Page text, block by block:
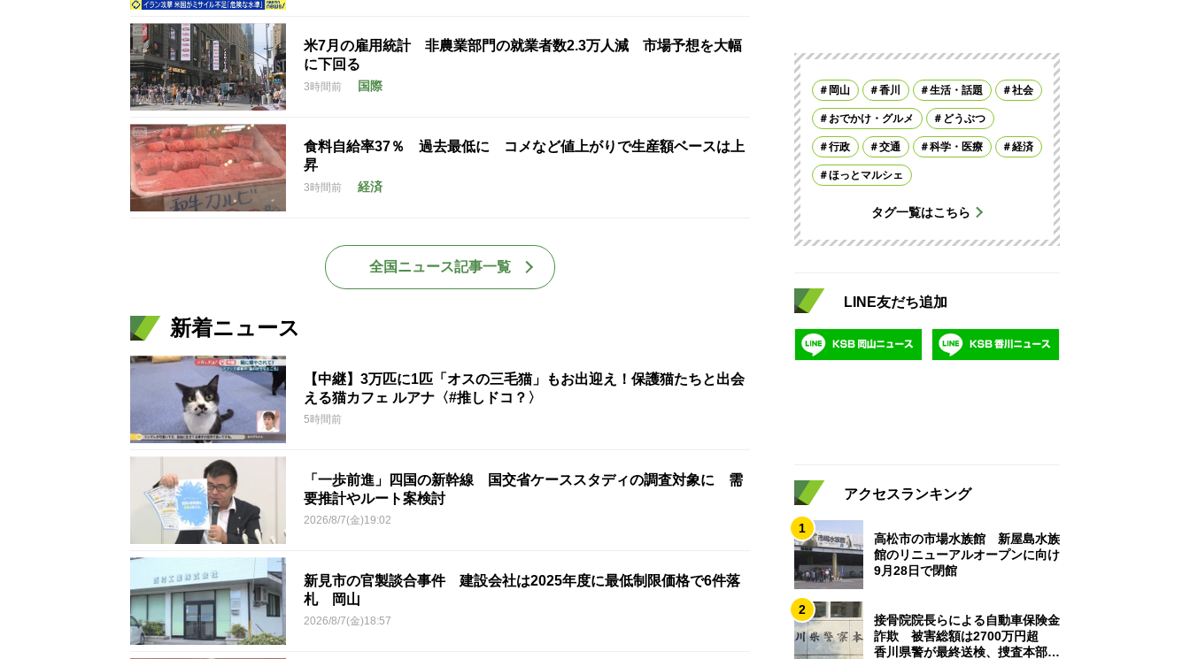
米7月の雇用統計 非農業部門の就業者数2.3万人減 市場予想を大幅
に下回る
3時間前 国際
食料自給率37％ 過去最低に コメなど値上がりで生産額ベースは上
昇
3時間前 経済
全国ニュース記事一覧
新着ニュース
【中継】3万匹に1匹「オスの三毛猫」もお出迎え！保護猫たちと出会
える猫カフェ ルアナ〈#推しドコ？〉
5時間前
「一歩前進」四国の新幹線 国交省ケーススタディの調査対象に 需
要推計やルート案検討
2026/8/7(金)19:02
新見市の官製談合事件 建設会社は2025年度に最低制限価格で6件落
札 岡山
2026/8/7(金)18:57
岡山 香川 生活・話題 社会
おでかけ・グルメ どうぶつ
行政 交通 科学・医療 経済
ほっとマルシェ
タグ一覧はこちら
LINE友だち追加
アクセスランキング
1
高松市の市場水族館 新屋島水族
館のリニューアルオープンに向け
9月28日で閉館
2
接骨院院長らによる自動車保険金
詐欺 被害総額は2700万円超
香川県警が最終送検、捜査本部解